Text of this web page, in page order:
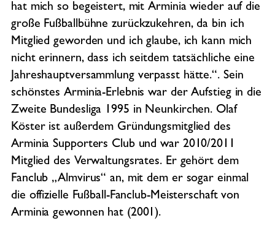
hat mich so begeistert, mit Arminia wieder auf die
große Fußballbühne zurückzukehren, da bin ich
Mitglied geworden und ich glaube, ich kann mich
nicht erinnern, dass ich seitdem tatsächliche eine
Jahreshauptversammlung verpasst hätte.“. Sein
schönstes Arminia-Erlebnis war der Aufstieg in die
Zweite Bundesliga 1995 in Neunkirchen. Olaf
Köster ist außerdem Gründungsmitglied des
Arminia Supporters Club und war 2010/2011
Mitglied des Verwaltungsrates. Er gehört dem
Fanclub „Almvirus“ an, mit dem er sogar einmal
die offizielle Fußball-Fanclub-Meisterschaft von
Arminia gewonnen hat (2001).